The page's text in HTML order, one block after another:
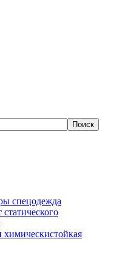
спецодежда
химическистойкая